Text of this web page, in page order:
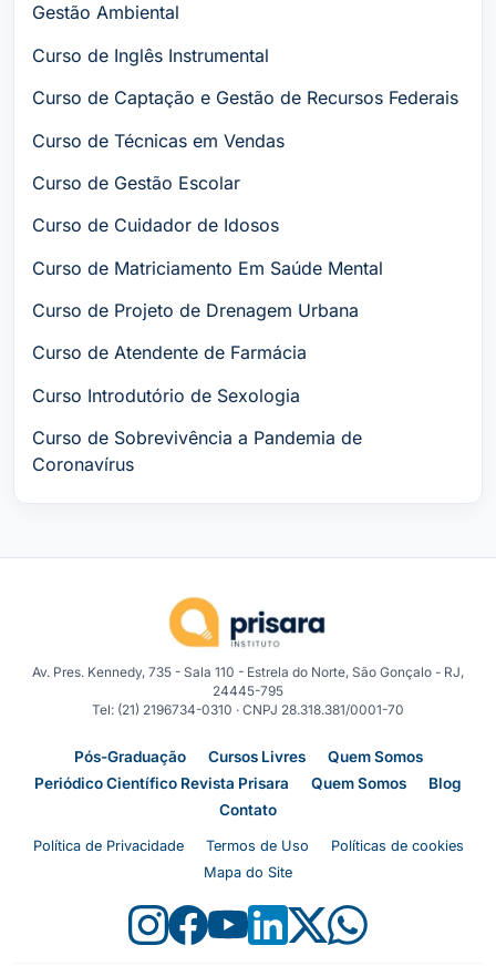
Gestão Ambiental
Curso de Inglês Instrumental
Curso de Captação e Gestão de Recursos Federais
Curso de Técnicas em Vendas
Curso de Gestão Escolar
Curso de Cuidador de Idosos
Curso de Matriciamento Em Saúde Mental
Curso de Projeto de Drenagem Urbana
Curso de Atendente de Farmácia
Curso Introdutório de Sexologia
Curso de Sobrevivência a Pandemia de
Coronavírus
Av. Pres. Kennedy, 735 - Sala 110 - Estrela do Norte, São Gonçalo - RJ,
24445-795
Tel: (21) 2196734-0310 · CNPJ 28.318.381/0001-70
Pós-Graduação Cursos Livres
Quem Somos
Periódico Científico Revista Prisara
Quem Somos
Blog
Contato
Política de Privacidade Termos de Uso
Políticas de cookies
Mapa do Site